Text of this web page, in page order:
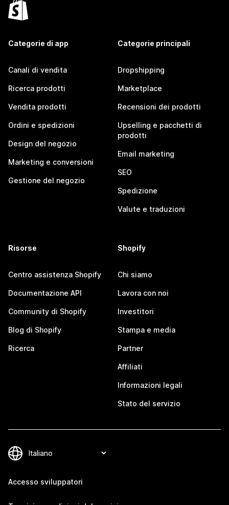
Categorie di app
Canali di vendita
Ricerca prodotti
Vendita prodotti
Ordini e spedizioni
Design del negozio
Marketing e conversioni
Gestione del negozio
Categorie principali
Dropshipping
Marketplace
Recensioni dei prodotti
Upselling e pacchetti di
prodotti
Email marketing
SEO
Spedizione
Valute e traduzioni
Risorse
Centro assistenza Shopify
Documentazione API
Community di Shopify
Blog di Shopify
Ricerca
Shopify
Chi siamo
Lavora con noi
Investitori
Stampa e media
Partner
Affiliati
Informazioni legali
Stato del servizio
Accesso sviluppatori